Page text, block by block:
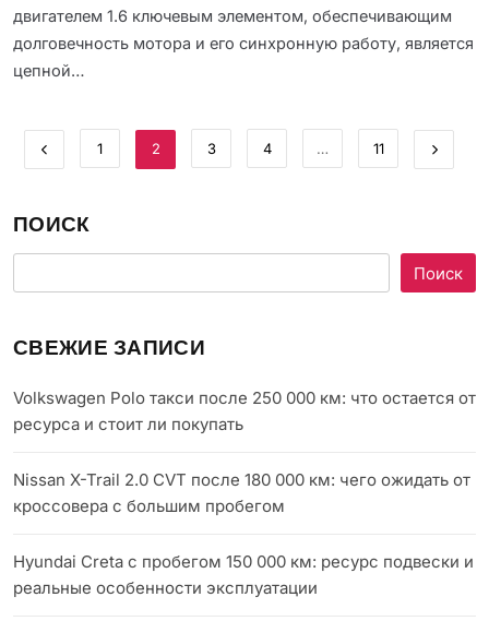
двигателем 1.6 ключевым элементом, обеспечивающим
долговечность мотора и его синхронную работу, является
цепной…
1 2 3 4 … 11
ПОИСК
Поиск
СВЕЖИЕ ЗАПИСИ
Volkswagen Polo такси после 250 000 км: что остается от
ресурса и стоит ли покупать
Nissan X-Trail 2.0 CVT после 180 000 км: чего ожидать от
кроссовера с большим пробегом
Hyundai Creta с пробегом 150 000 км: ресурс подвески и
реальные особенности эксплуатации